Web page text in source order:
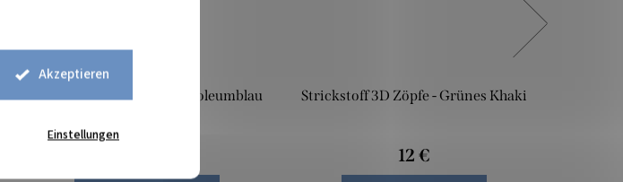
Akzeptieren
Einstellungen
Strickstoff 3D Zöpfe - Petroleumblau Strickstoff 3D Zöpfe - Grünes Khaki
12 €